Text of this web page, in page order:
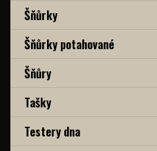
Šňůrky
Šňůrky potahované
Šňůry
Tašky
Testery dna